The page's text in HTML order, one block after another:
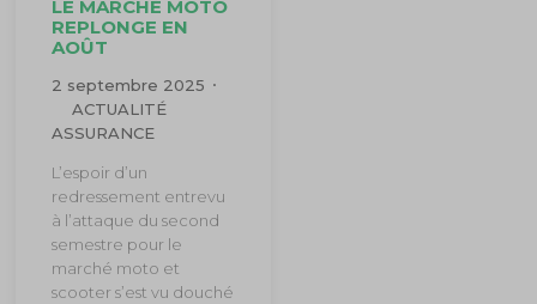
LE MARCHÉ MOTO
REPLONGE EN
AOÛT
2 septembre 2025
ACTUALITÉ
ASSURANCE
L’espoir d’un
redressement entrevu
à l’attaque du second
semestre pour le
marché moto et
scooter s’est vu douché